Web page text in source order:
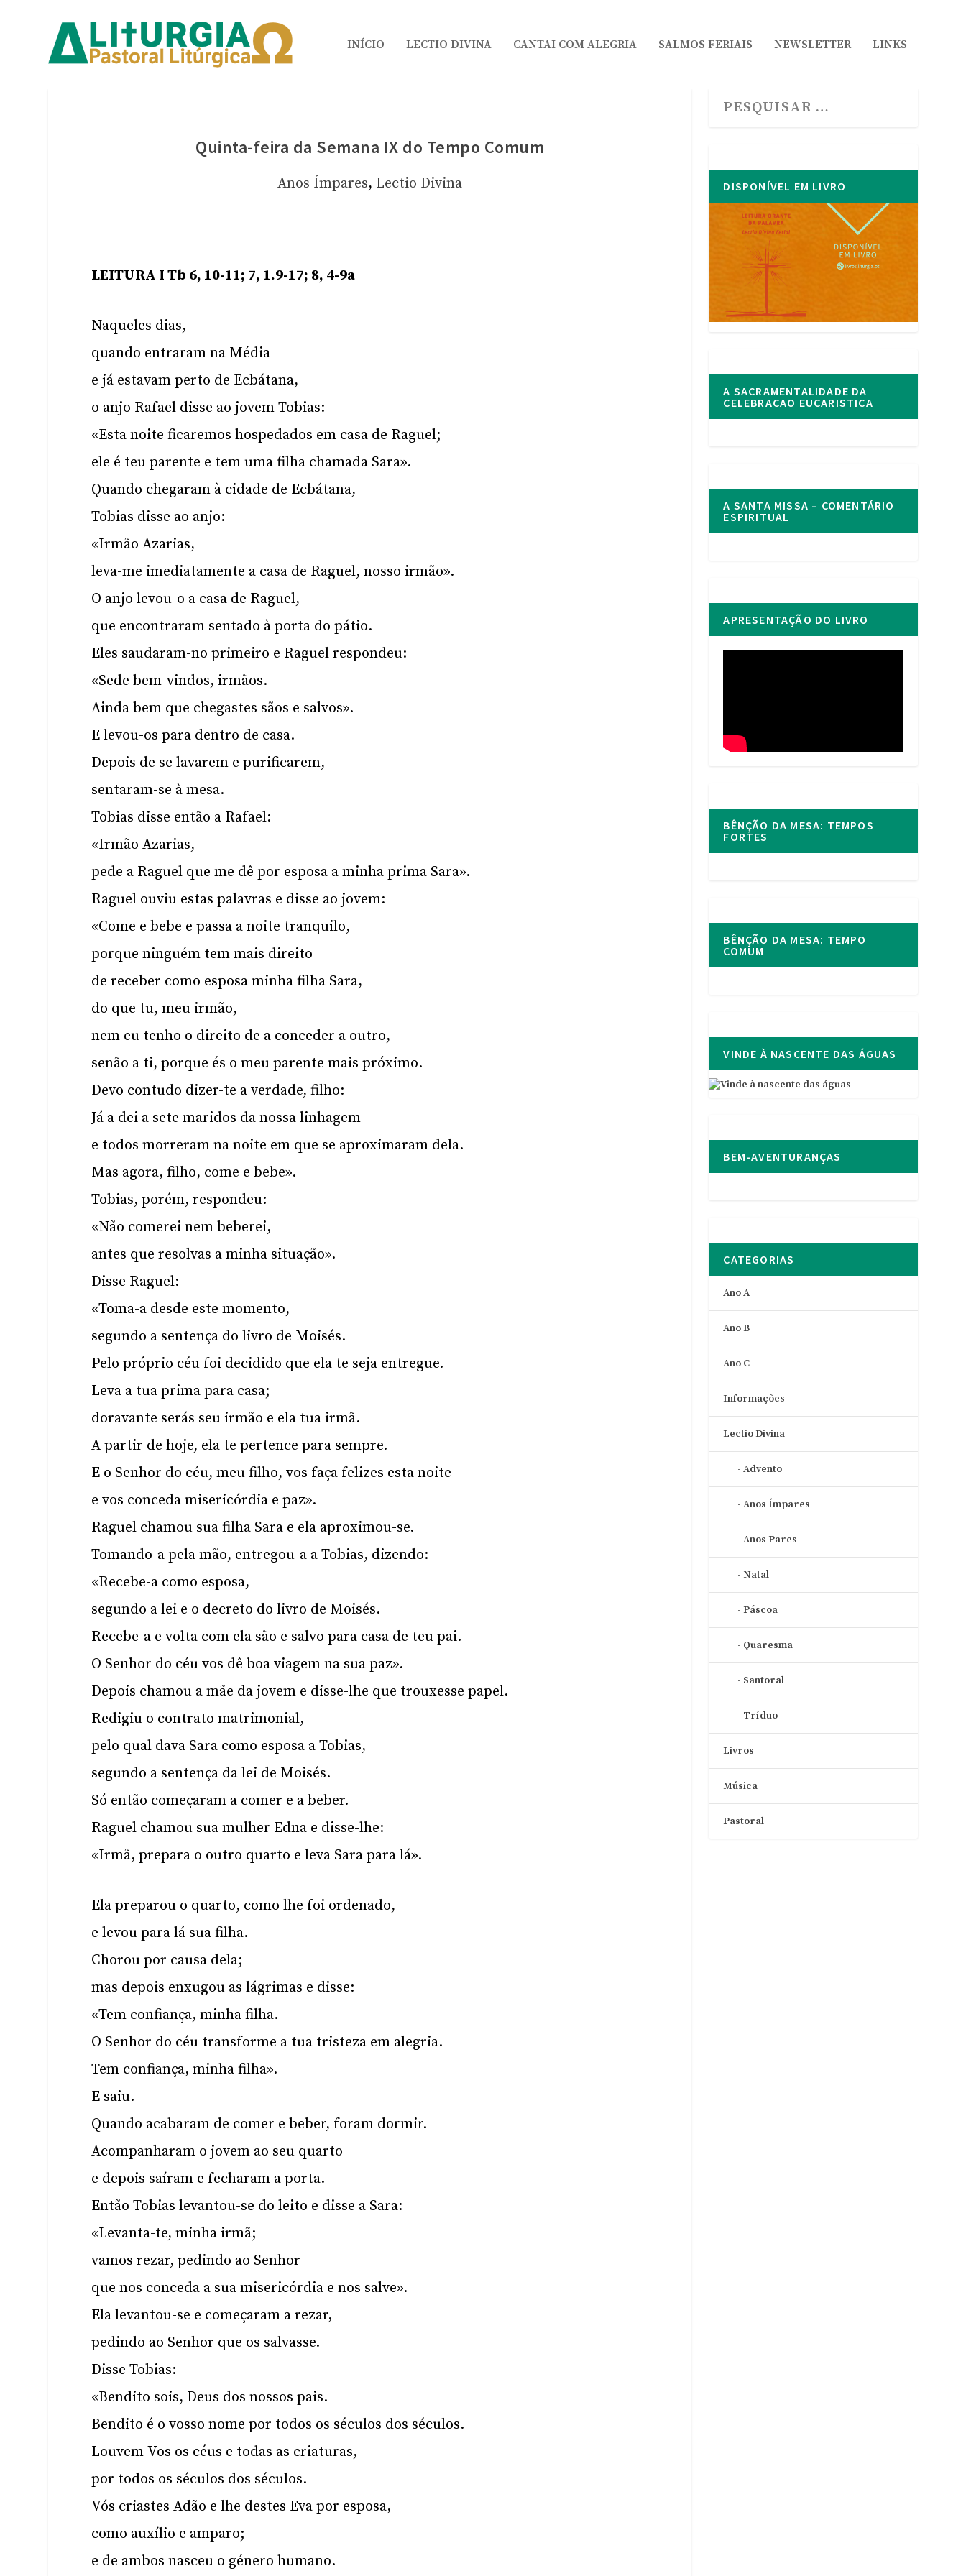
INÍCIO LECTIO DIVINA CANTAI COM ALEGRIA SALMOS FERIAIS NEWSLETTER LINKS
Quinta-feira da Semana IX do Tempo Comum
Anos Ímpares, Lectio Divina
LEITURA I Tb 6, 10-11; 7, 1.9-17; 8, 4-9a
Naqueles dias,
quando entraram na Média
e já estavam perto de Ecbátana,
o anjo Rafael disse ao jovem Tobias:
«Esta noite ficaremos hospedados em casa de Raguel;
ele é teu parente e tem uma filha chamada Sara».
Quando chegaram à cidade de Ecbátana,
Tobias disse ao anjo:
«Irmão Azarias,
leva-me imediatamente a casa de Raguel, nosso irmão».
O anjo levou-o a casa de Raguel,
que encontraram sentado à porta do pátio.
Eles saudaram-no primeiro e Raguel respondeu:
«Sede bem-vindos, irmãos.
Ainda bem que chegastes sãos e salvos».
E levou-os para dentro de casa.
Depois de se lavarem e purificarem,
sentaram-se à mesa.
Tobias disse então a Rafael:
«Irmão Azarias,
pede a Raguel que me dê por esposa a minha prima Sara».
Raguel ouviu estas palavras e disse ao jovem:
«Come e bebe e passa a noite tranquilo,
porque ninguém tem mais direito
de receber como esposa minha filha Sara,
do que tu, meu irmão,
nem eu tenho o direito de a conceder a outro,
senão a ti, porque és o meu parente mais próximo.
Devo contudo dizer-te a verdade, filho:
Já a dei a sete maridos da nossa linhagem
e todos morreram na noite em que se aproximaram dela.
Mas agora, filho, come e bebe».
Tobias, porém, respondeu:
«Não comerei nem beberei,
antes que resolvas a minha situação».
Disse Raguel:
«Toma-a desde este momento,
segundo a sentença do livro de Moisés.
Pelo próprio céu foi decidido que ela te seja entregue.
Leva a tua prima para casa;
doravante serás seu irmão e ela tua irmã.
A partir de hoje, ela te pertence para sempre.
E o Senhor do céu, meu filho, vos faça felizes esta noite
e vos conceda misericórdia e paz».
Raguel chamou sua filha Sara e ela aproximou-se.
Tomando-a pela mão, entregou-a a Tobias, dizendo:
«Recebe-a como esposa,
segundo a lei e o decreto do livro de Moisés.
Recebe-a e volta com ela são e salvo para casa de teu pai.
O Senhor do céu vos dê boa viagem na sua paz».
Depois chamou a mãe da jovem e disse-lhe que trouxesse papel.
Redigiu o contrato matrimonial,
pelo qual dava Sara como esposa a Tobias,
segundo a sentença da lei de Moisés.
Só então começaram a comer e a beber.
Raguel chamou sua mulher Edna e disse-lhe:
«Irmã, prepara o outro quarto e leva Sara para lá».
Ela preparou o quarto, como lhe foi ordenado,
e levou para lá sua filha.
Chorou por causa dela;
mas depois enxugou as lágrimas e disse:
«Tem confiança, minha filha.
O Senhor do céu transforme a tua tristeza em alegria.
Tem confiança, minha filha».
E saiu.
Quando acabaram de comer e beber, foram dormir.
Acompanharam o jovem ao seu quarto
e depois saíram e fecharam a porta.
Então Tobias levantou-se do leito e disse a Sara:
«Levanta-te, minha irmã;
vamos rezar, pedindo ao Senhor
que nos conceda a sua misericórdia e nos salve».
Ela levantou-se e começaram a rezar,
pedindo ao Senhor que os salvasse.
Disse Tobias:
«Bendito sois, Deus dos nossos pais.
Bendito é o vosso nome por todos os séculos dos séculos.
Louvem-Vos os céus e todas as criaturas,
por todos os séculos dos séculos.
Vós criastes Adão e lhe destes Eva por esposa,
como auxílio e amparo;
e de ambos nasceu o género humano.
DISPONÍVEL EM LIVRO
A SACRAMENTALIDADE DA
CELEBRACAO EUCARISTICA
A SANTA MISSA – COMENTÁRIO
ESPIRITUAL
APRESENTAÇÃO DO LIVRO
BÊNÇÃO DA MESA: TEMPOS
FORTES
BÊNÇÃO DA MESA: TEMPO
COMUM
VINDE À NASCENTE DAS ÁGUAS
BEM-AVENTURANÇAS
CATEGORIAS
Ano A
Ano B
Ano C
Informações
Lectio Divina
Advento
Anos Ímpares
Anos Pares
Natal
Páscoa
Quaresma
Santoral
Tríduo
Livros
Música
Pastoral